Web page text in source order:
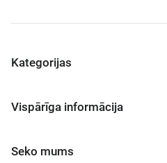
Kategorijas
Vispārīga informācija
Seko mums